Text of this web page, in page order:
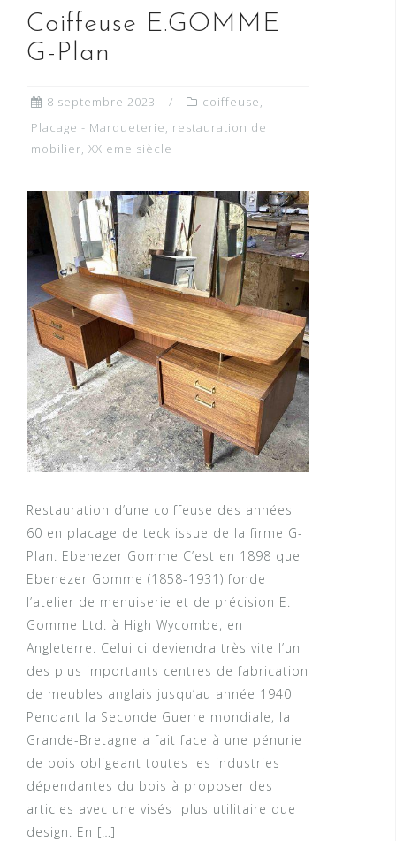
Coiffeuse E.GOMME
G-Plan
8 septembre 2023 coiffeuse,
Placage - Marqueterie, restauration de
mobilier, XX eme siècle
Restauration d’une coiffeuse des années
60 en placage de teck issue de la firme G-
Plan. Ebenezer Gomme C’est en 1898 que
Ebenezer Gomme (1858-1931) fonde
l’atelier de menuiserie et de précision E.
Gomme Ltd. à High Wycombe, en
Angleterre. Celui ci deviendra très vite l’un
des plus importants centres de fabrication
de meubles anglais jusqu’au année 1940
Pendant la Seconde Guerre mondiale, la
Grande-Bretagne a fait face à une pénurie
de bois obligeant toutes les industries
dépendantes du bois à proposer des
articles avec une visés plus utilitaire que
design. En […]